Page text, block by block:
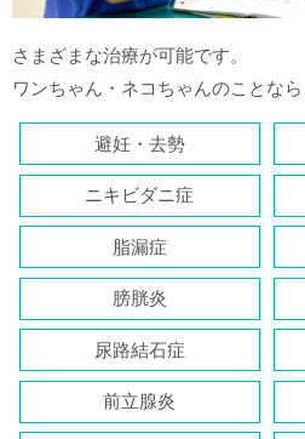
さまざまな治療が可能です。
ワンちゃん・ネコちゃんのことな
避妊・去勢
ニキビダニ症
脂漏症
膀胱炎
尿路結石症
前立腺炎